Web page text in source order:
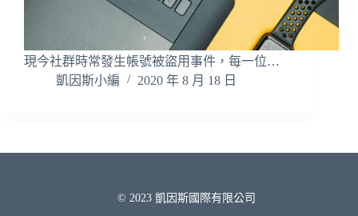
現今社群時常發生帳號被盜用事件，每一位…
凱因斯小編
2020 年 8 月 18 日
© 2023 凱因斯國際有限公司